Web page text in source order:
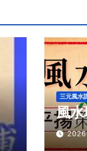
三元風水
風水